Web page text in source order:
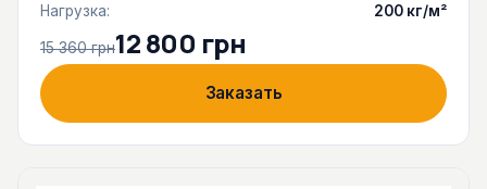
Нагрузка:
200 кг/м²
15 360 грн12 800 грн
Заказать